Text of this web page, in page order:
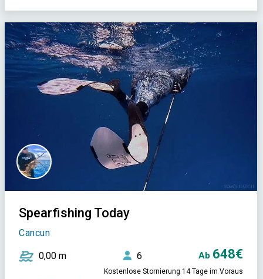
Spearfishing Today
Cancun
0,00 m 6 Ab 648€
Kostenlose Stornierung 14 Tage im Voraus